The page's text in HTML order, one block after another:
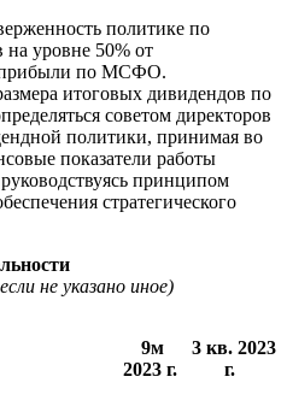
политике по
уровне 50% от
прибыли по МСФО.
итоговых дивидендов по
советом директоров
политики, принимая во
показатели работы
принципом
стратегического
не указано иное)
9м
2023 г.
3 кв. 2023
г.